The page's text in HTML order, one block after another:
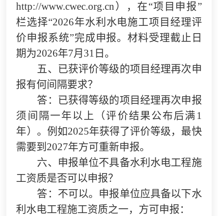
http://www.cwec.org.cn），在“项目申报”
栏选择“2026年水利水电施工项目经理评
价申报系统”完成申报。材料受理截止日
期为2026年7月31日。
五、已获评价等级的项目经理再次申
报有何间隔要求？
答：已获得等级的项目经理再次申报
须间隔一年以上（评价结果公布后满1
年）。例如2025年获得了评价等级，最快
需要到2027年方可重新申报。
六、申报单位不具备水利水电工程施
工资质是否可以申报？
答：不可以。申报单位应具备以下水
利水电工程施工资质之一，方可申报：